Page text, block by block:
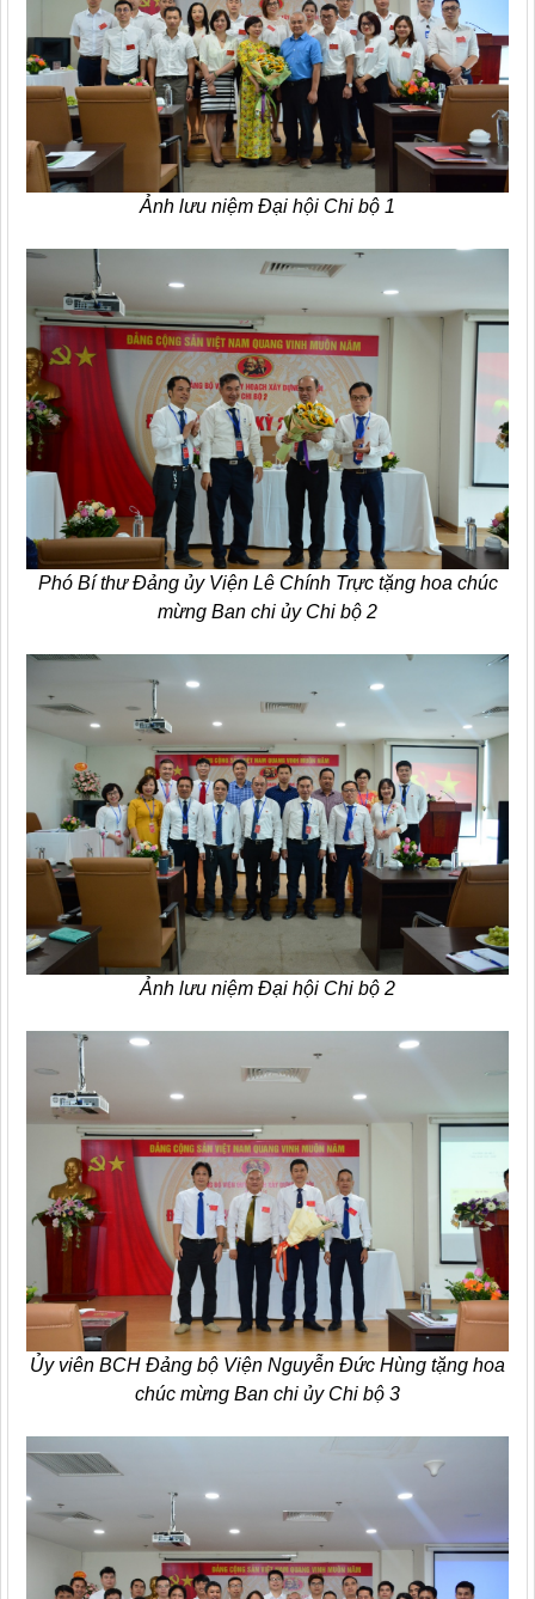
Ảnh lưu niệm Đại hội Chi bộ 1
Phó Bí thư Đảng ủy Viện Lê Chính Trực tặng hoa chúc
mừng Ban chi ủy Chi bộ 2
Ảnh lưu niệm Đại hội Chi bộ 2
Ủy viên BCH Đảng bộ Viện Nguyễn Đức Hùng tặng hoa
chúc mừng Ban chi ủy Chi bộ 3